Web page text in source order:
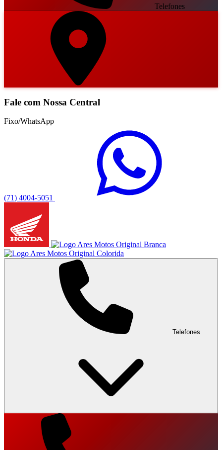
Telefones
Fale com Nossa Central
Fixo/WhatsApp
(71) 4004-5051
Telefones